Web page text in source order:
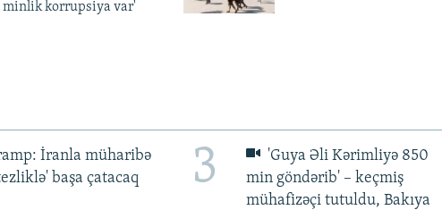
minlik korrupsiya var'
İranla müharibə
başa çatacaq
3
'Guya Əli Kərimliyə 850
min göndərib' – keçmiş
mühafizəçi tutuldu, Bakıya